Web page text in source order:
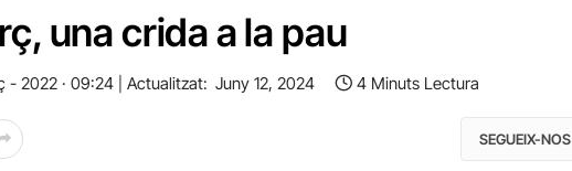
una crida a la pau
- 2022 · 09:24 Actualitzat: Juny 12, 2024 4 Minuts Lectura
SEGUEIX-NOS